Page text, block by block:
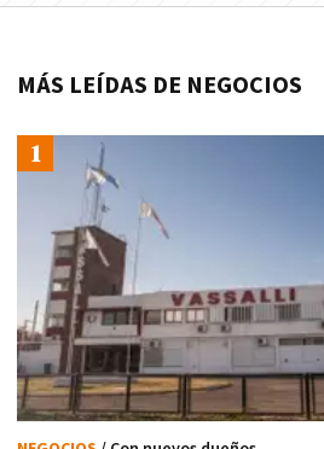
MÁS LEÍDAS DE NEGOCIOS